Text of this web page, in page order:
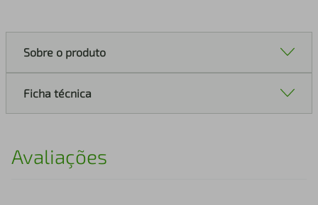
Sobre o produto
Ficha técnica
Avaliações